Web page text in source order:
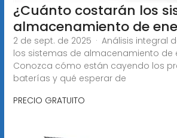
¿Cuánto costarán los
almacenamiento de
2 de sept. de 2025 · Análisis integral
los sistemas de almacenamiento de
Conozca cómo están cayendo los
baterías y qué esperar de
PRECIO GRATUITO